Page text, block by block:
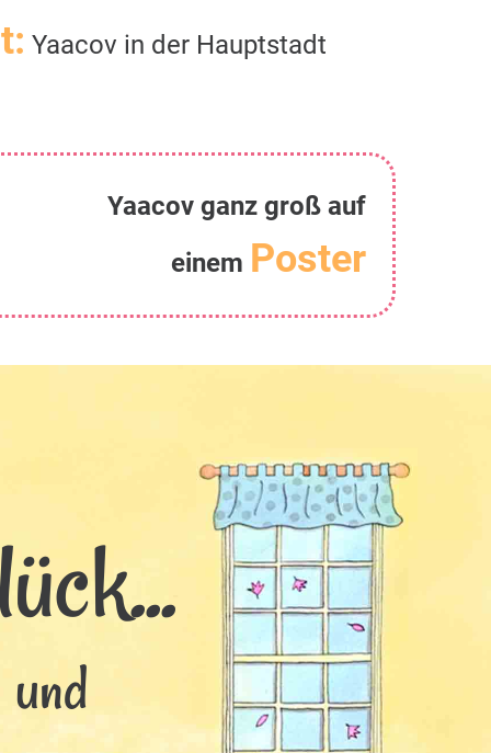
Yaacov in der Hauptstadt
Yaacov ganz groß auf
einem Poster